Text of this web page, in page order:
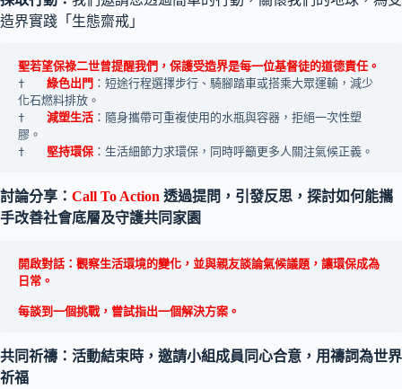
造界實踐「生態齋戒」
聖若望保祿二世曾提醒我們，保護受造界是每一位基督徒的道德責任。
綠色出門 ：短途行程選擇步行、騎腳踏車或搭乘大眾運輸，減少
化石燃料排放。
減塑生活 ：隨身攜帶可重複使用的水瓶與容器，拒絕一次性塑
膠。
堅持環保 ：生活細節力求環保，同時呼籲更多人關注氣候正義。
討論分享： Call To Action 透過提問，引發反思，探討如何能攜
手改善社會底層及守護共同家園
開啟對話：觀察生活環境的變化，並與親友談論氣候議題，讓環保成為
日常。
每談到一個挑戰，嘗試指出一個解決方案。
共同祈禱：活動結束時，邀請小組成員同心合意，用禱詞為世界
祈福